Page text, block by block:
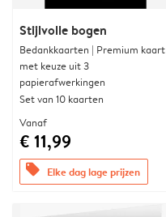
Stijlvolle bogen
Bedankkaarten | Premium kaart
met keuze uit 3
papierafwerkingen
Set van 10 kaarten
Vanaf
€ 11,99
offers Elke dag lage prijzen